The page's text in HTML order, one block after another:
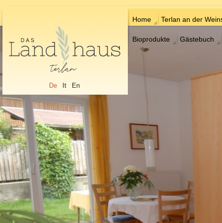
De It En
Home Terlan an der
Bioprodukte Gästebuch